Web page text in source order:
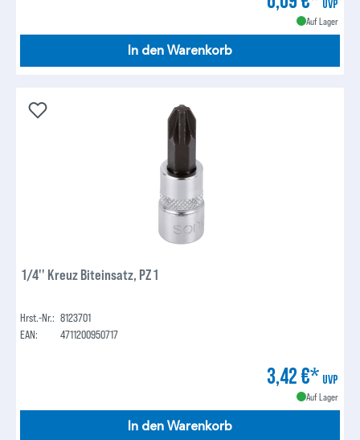
UVP
Auf Lager
In den Warenkorb
1/4'' Kreuz Biteinsatz, PZ 1
Hrst.-Nr.: 8123701
EAN:
4711200950717
3,42 €* UVP
Auf Lager
In den Warenkorb